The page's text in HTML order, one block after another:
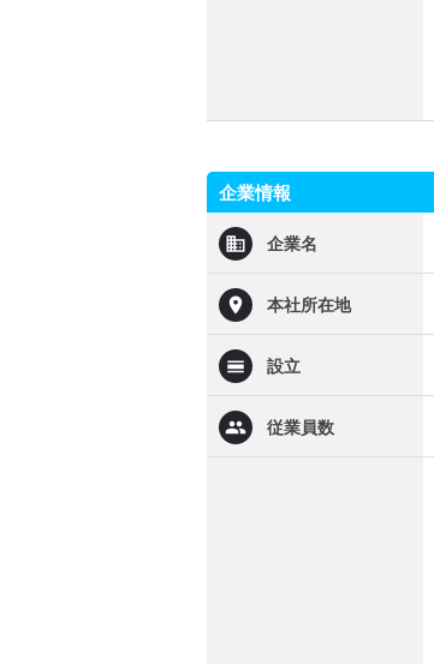
企業情報
企業名
本社所在地
設立
従業員数